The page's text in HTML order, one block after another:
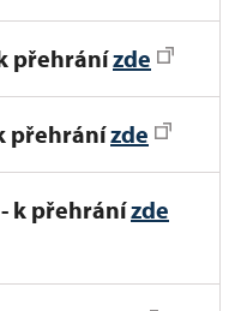
přehránízde
přehránízde
k přehránízde